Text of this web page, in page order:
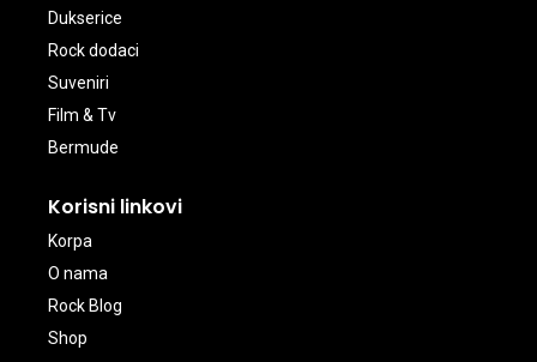
Dukserice
Rock dodaci
Suveniri
Film & Tv
Bermude
Korisni linkovi
Korpa
O nama
Rock Blog
Shop